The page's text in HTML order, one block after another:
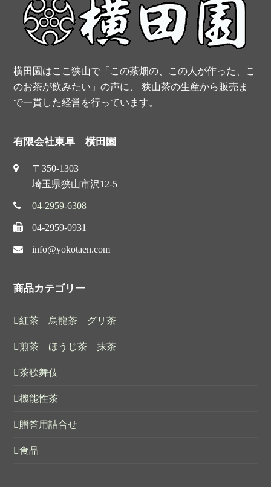
o
o
r
e
t
b
e
横田園はここ狭山で「この茶畑の、この人が作った、こ
のお茶が飲みたい」の声に、 狭山茶の生産から販売ま
で一貫した経営を行っています。
有限会社東阜 横田園
〒350-1303
埼玉県狭山市沢12-5
04-2959-6308
04-2959-0931
info@yokotaen.com
商品カテゴリー
紅茶 烏龍茶 グリ茶
煎茶 ほうじ茶 抹茶
茶歌舞伎
機能性茶
贈答用詰合せ
食品